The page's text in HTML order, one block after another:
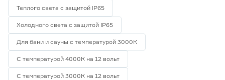
Теплого света с защитой IP65
Холодного света с защитой IP65
Для бани и сауны с температурой 3000К
С температурой 4000К на 12 вольт
С температурой 3000К на 12 вольт